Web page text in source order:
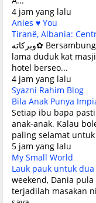
4 jam yang lalu
Anies ♥ You
Tiranë, Albania:
وبركاته✿ Bersambung dari *SINI*. dek kerana terasa sangat
lama duduk kat
hotel berseo...
4 jam yang lalu
Syazni Rahim Blog
Bila Anak Punya
Setiap ibu bapa
anak-anak. Kalau
paling selamat
5 jam yang lalu
My Small World
Lauk pauk untuk
weekend, Dania
terjadilah masakan